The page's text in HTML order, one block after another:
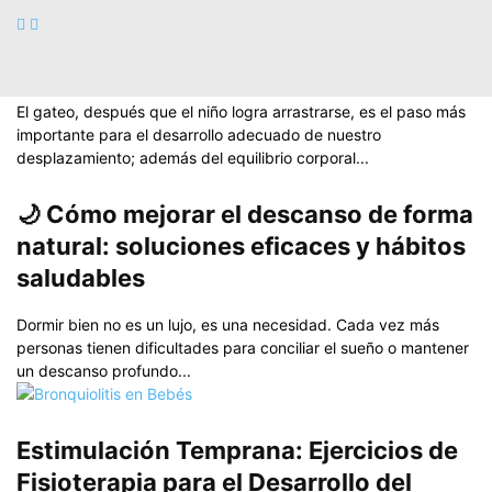
Gateo, un ejercicio necesario para el
El gateo, después que el niño logra arrastrarse, es el paso más
importante para el desarrollo adecuado de nuestro
desplazamiento; además del equilibrio corporal...
🌙 Cómo mejorar el descanso de forma
natural: soluciones eficaces y hábitos
saludables
Dormir bien no es un lujo, es una necesidad. Cada vez más
personas tienen dificultades para conciliar el sueño o mantener
un descanso profundo...
Estimulación Temprana: Ejercicios de
Fisioterapia para el Desarrollo del